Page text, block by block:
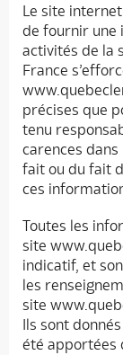
Le site
de fournir une
activités de la
France
précises que
tenu
carences dans
fait ou du fait
ces
Toutes les
site
indicatif, et
les
site
Ils sont
été apportées